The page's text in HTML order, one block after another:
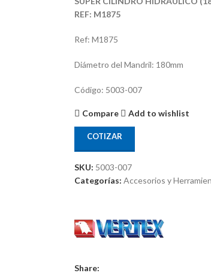
REF: M1875
Ref: M1875
Diámetro del Mandril: 180mm
Código: 5003-007
Compare Add to wishlist
COTIZAR
SKU: 5003-007
Categorías: Accesorios y
Share: